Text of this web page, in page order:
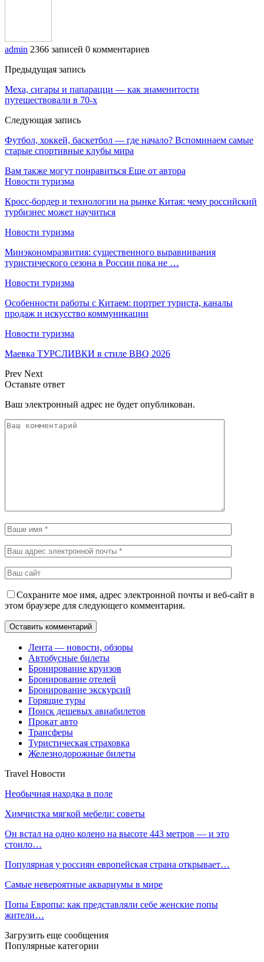
admin 2366 записей 0 комментариев
Предыдущая запись
Меха, сигары и папарацци — как знаменитости
путешествовали в 70-х
Следующая запись
Футбол, хоккей, баскетбол — где начало? Вспоминаем самые
старые спортивные клубы мира
Вам также могут понравиться Еще от автора
Новости туризма
Кросс-бордер и технологии на рынке Китая: чему российский
турбизнес может научиться
Новости туризма
Минэкономразвития: существенного выравнивания
туристического сезона в России пока не …
Новости туризма
Особенности работы с Китаем: портрет туриста, каналы
продаж и искусство коммуникации
Новости туризма
Маевка ТУРСЛИВКИ в стиле BBQ 2026
Prev Next
Оставьте ответ
Ваш электронный адрес не будет опубликован.
Сохраните мое имя, адрес электронной почты и веб-сайт в
этом браузере для следующего комментария.
Лента — новости, обзоры
Автобусные билеты
Бронирование круизов
Бронирование отелей
Бронирование экскурсий
Горящие туры
Поиск дешевых авиабилетов
Прокат авто
Трансферы
Туристическая страховка
Железнодорожные билеты
Travel Новости
Необычная находка в поле
Химчистка мягкой мебели: советы
Он встал на одно колено на высоте 443 метров — и это
стоило…
Популярная у россиян европейская страна открывает…
Самые невероятные аквариумы в мире
Попы Европы: как представляли себе женские попы
жители…
Загрузить еще сообщения
Популярные категории